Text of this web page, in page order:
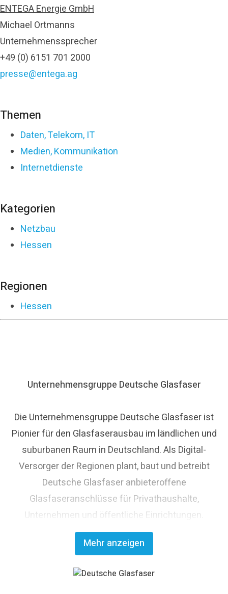
ENTEGA Energie GmbH
Michael Ortmanns
Unternehmenssprecher
+49 (0) 6151 701 2000
presse@entega.ag
Themen
Daten, Telekom, IT
Medien, Kommunikation
Internetdienste
Kategorien
Netzbau
Hessen
Regionen
Hessen
Unternehmensgruppe Deutsche Glasfaser
Die Unternehmensgruppe Deutsche Glasfaser ist
Pionier für den Glasfaserausbau im ländlichen und
suburbanen Raum in Deutschland. Als Digital-
Versorger der Regionen plant, baut und betreibt
Deutsche Glasfaser anbieteroffene
Glasfaseranschlüsse für Privathaushalte,
Unternehmen und öffentliche Einrichtungen.
Deutsche Glasfaser strebt den flächendeckenden
Glasfaserausbau an und trägt damit maßgeblich
zum digitalen Fortschritt Deutschlands bei. Mit
innovativen Planungs- und Bauverfahren ist
Mehr anzeigen